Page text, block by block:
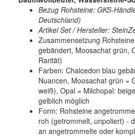
Bezug Rohsteine: GKS-
Deutschland)
Artikel Set / Hersteller:
Zusammensetzung
gebändert, Moosachat grün,
Rarität)
Farben: Chalcedon blau
Nuancen, Moosachat grün =
weiß), Opal = Milchopal:
gelblich möglich
Form: Rohsteine
roh (getrommelt, unpoliert) -
an angetrommelte oder